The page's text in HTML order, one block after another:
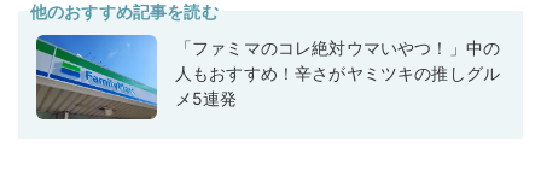
他のおすすめ記事を読む
「ファミマのコレ絶対ウマいやつ！」中の
人もおすすめ！辛さがヤミツキの推しグル
メ5連発